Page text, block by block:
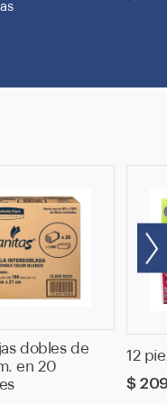
dobles de
en 20
y
12
Precio
$